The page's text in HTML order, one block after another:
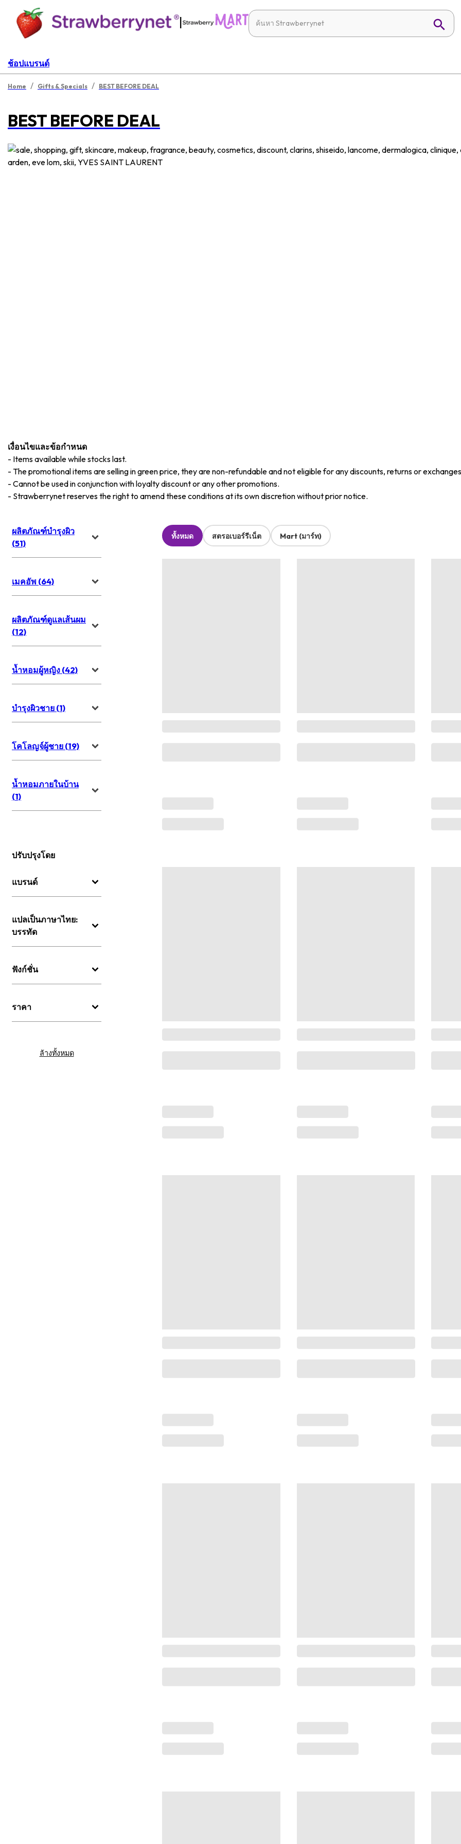
|
ช้อปแบรนด์
Home / Gifts & Specials / BEST BEFORE DEAL
BEST BEFORE DEAL
เงื่อนไขและข้อกำหนด
- Items available while stocks last.
- The promotional items are selling in green price, they are non-refundable and not eligible for any discounts, returns or
- Cannot be used in conjunction with loyalty discount or any other promotions.
- Strawberrynet reserves the right to amend these conditions at its own discretion without prior notice.
ผลิตภัณฑ์บำรุงผิว
(51)
เมคอัพ (64)
ผลิตภัณฑ์ดูแลเส้นผม
(12)
น้ำหอมผู้หญิง (42)
บำรุงผิวชาย (1)
โคโลญจ์ผู้ชาย (19)
น้ำหอมภายในบ้าน
(1)
ปรับปรุงโดย
แบรนด์
แปลเป็นภาษาไทย:
บรรทัด
ฟังก์ชั่น
ราคา
ล้างทั้งหมด
ทั้งหมด สตรอเบอร์รีเน็ต Mart (มาร์ท)